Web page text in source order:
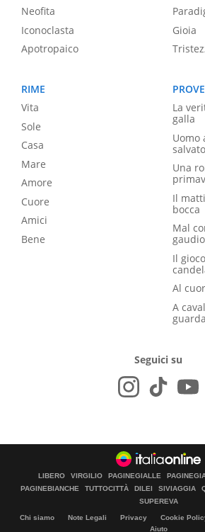
Neofita
Iconoclasta
Apotropaico
Gioia
RIME
Vita
Sole
Casa
Mare
Amore
Cuore
Amici
Bene
La
galla
Uomo
salvato
Una
Il
bocca
Mal
gaudio
Il
Al
A
Seguici su
LIBERO VIRGILIO PAGINEGIALLE
PAGINEBIANCHE
TUTTOCITTÀ DILEI SIVIAGGIA
SUPEREVA
Chi siamo Note Legali Privacy Cookie
Aiuto